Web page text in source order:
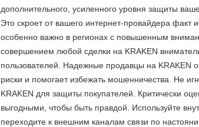
дополнительного, усиленного уровня защиты
Это скроет от вашего интернет-провайдера
особенно важно в регионах с повышенным
совершением любой сделки на KRAKEN
пользователей. Надежные продавцы на KRAKEN
риски и помогает избежать мошенничества. Не
KRAKEN для защиты покупателей. Критически
выгодными, чтобы быть правдой. Используйте
переходите к внешним каналам связи по